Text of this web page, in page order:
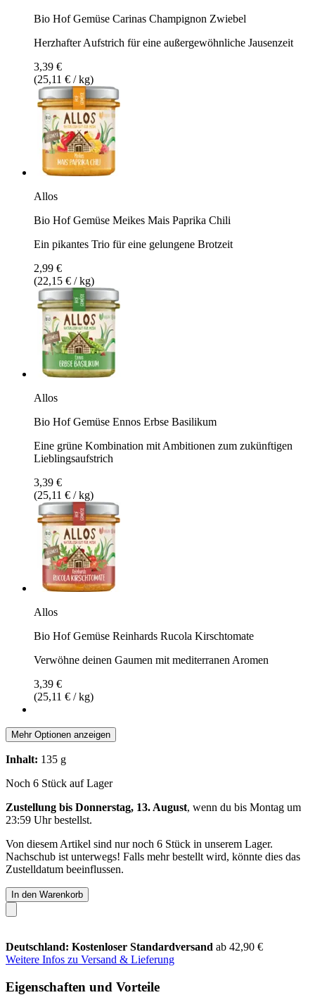
Bio Hof Gemüse Carinas Champignon Zwiebel
Herzhafter Aufstrich für eine außergewöhnliche Jausenzeit
3,39 €
(25,11 € / kg)
Allos
Bio Hof Gemüse Meikes Mais Paprika Chili
Ein pikantes Trio für eine gelungene Brotzeit
2,99 €
(22,15 € / kg)
Allos
Bio Hof Gemüse Ennos Erbse Basilikum
Eine grüne Kombination mit Ambitionen zum zukünftigen
Lieblingsaufstrich
3,39 €
(25,11 € / kg)
Allos
Bio Hof Gemüse Reinhards Rucola Kirschtomate
Verwöhne deinen Gaumen mit mediterranen Aromen
3,39 €
(25,11 € / kg)
Mehr Optionen anzeigen
Inhalt: 135 g
Noch 6 Stück auf Lager
Zustellung bis Donnerstag, 13. August, wenn du bis Montag um
23:59 Uhrbestellst.
Von diesem Artikel sind nur noch 6 Stück in unserem Lager.
Nachschub ist unterwegs! Falls mehr bestellt wird, könnte dies das
Zustelldatum beeinflussen.
In den Warenkorb
Deutschland: Kostenloser Standardversand ab 42,90 €
Weitere Infos zu Versand & Lieferung
Eigenschaften und Vorteile